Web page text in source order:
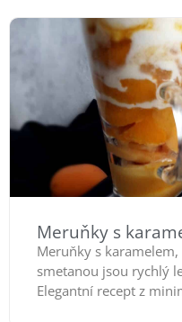
Meruňky s
Meruňky s
smetanou jsou rychlý
Elegantní recept z